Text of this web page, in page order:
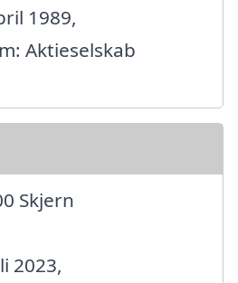
1989,
Aktieselskab
Skjern
2023,